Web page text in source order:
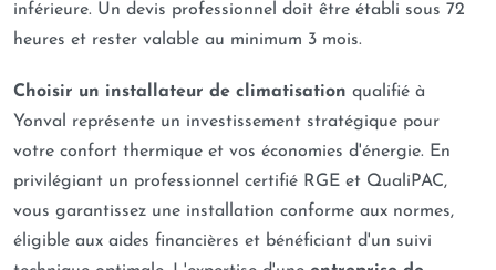
inférieure. Un devis professionnel doit être établi sous 72
heures et rester valable au minimum 3 mois.
Choisir un installateur de climatisation qualifié à
Yonval représente un investissement stratégique pour
votre confort thermique et vos économies d'énergie. En
privilégiant un professionnel certifié RGE et QualiPAC,
vous garantissez une installation conforme aux normes,
éligible aux aides financières et bénéficiant d'un suivi